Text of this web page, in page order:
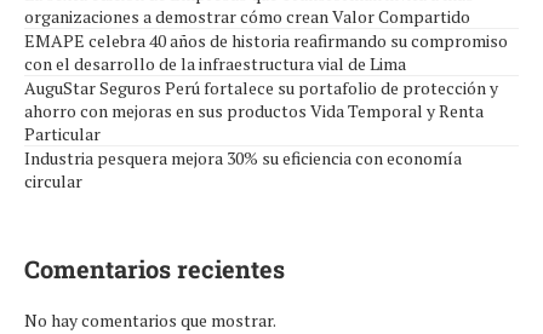
organizaciones a demostrar cómo crean Valor Compartido
EMAPE celebra 40 años de historia reafirmando su compromiso
con el desarrollo de la infraestructura vial de Lima
AuguStar Seguros Perú fortalece su portafolio de protección y
ahorro con mejoras en sus productos Vida Temporal y Renta
Particular
Industria pesquera mejora 30% su eficiencia con economía
circular
Comentarios recientes
No hay comentarios que mostrar.